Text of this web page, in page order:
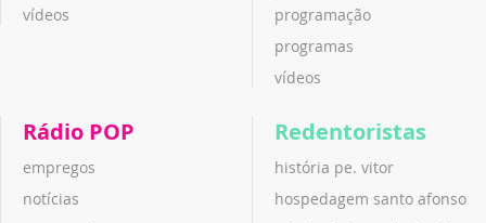
vídeos
programação
programas
vídeos
Rádio POP
empregos
notícias
Redentoristas
história pe. vitor
hospedagem santo afonso